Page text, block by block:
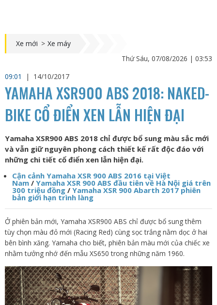
Xe mới > Xe máy
Thứ Sáu, 07/08/2026 | 03:53
09:01
| 14/10/2017
YAMAHA XSR900 ABS 2018: NAKED-
BIKE CỔ ĐIỂN XEN LẪN HIỆN ĐẠI
Yamaha XSR900 ABS 2018 chỉ được bổ sung màu sắc mới
và vẫn giữ nguyên phong cách thiết kế rất độc đáo với
những chi tiết cổ điển xen lẫn hiện đại.
Cận cảnh Yamaha XSR 900 ABS 2016 tại Việt
Nam / Yamaha XSR 900 ABS đầu tiên về Hà Nội giá trên
300 triệu đồng / Yamaha XSR 900 Abarth 2017 phiên
bản giới hạn trình làng
Ở phiên bản mới, Yamaha XSR900 ABS chỉ được bổ sung thêm
tùy chọn màu đỏ mới (Racing Red) cùng sọc trắng nằm dọc ở hai
bên bình xăng. Yamaha cho biết, phiên bản màu mới của chiếc xe
nhằm tưởng nhớ đến mẫu XS650 trong những năm 1960.